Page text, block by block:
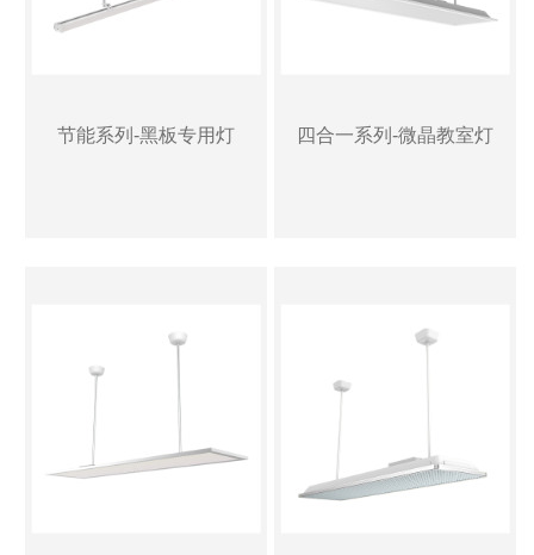
节能系列-黑板专用灯 四合一系列-微晶教室灯